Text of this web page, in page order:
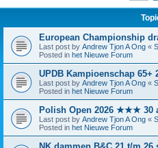
European Championship
Last post by Andrew Tjon A Ong «
Posted in het Nieuwe Forum
UPDB Kampioenschap 65+
Last post by Andrew Tjon A Ong «
Posted in het Nieuwe Forum
Polish Open 2026 ★★★ 30
Last post by Andrew Tjon A Ong «
Posted in het Nieuwe Forum